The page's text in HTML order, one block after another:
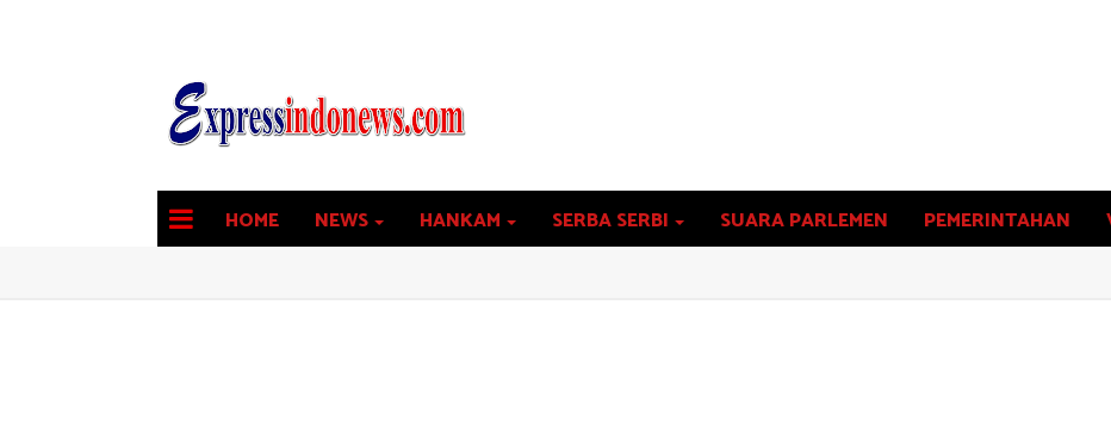
HOME NEWS HANKAM SERBA SERBI SUARA PARLEMEN PEMERINTAHAN